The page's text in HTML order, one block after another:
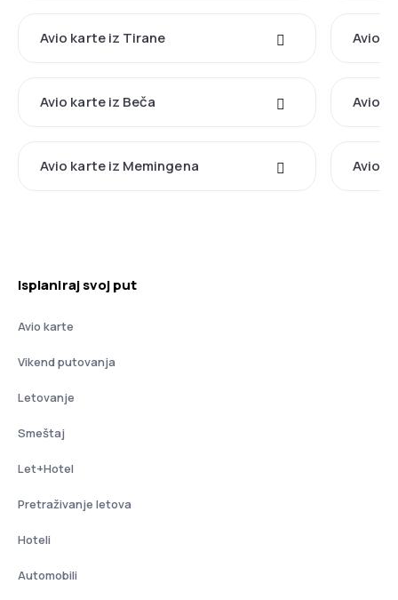
Avio karte iz Tirane Avio
Avio karte iz Beča Avio
Avio karte iz Memingena Avio
Isplaniraj svoj put
Avio karte
Vikend putovanja
Letovanje
Smeštaj
Let+Hotel
Pretraživanje letova
Hoteli
Automobili